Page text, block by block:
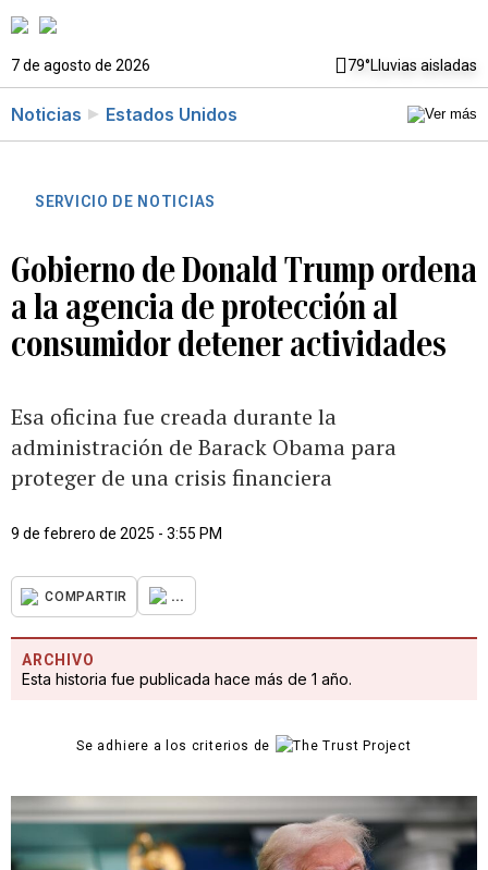
7 de agosto de 2026 79°Lluvias aisladas
Noticias Estados Unidos
SERVICIO DE NOTICIAS
Gobierno de Donald Trump ordena
a la agencia de protección al
consumidor detener actividades
Esa oficina fue creada durante la
administración de Barack Obama para
proteger de una crisis financiera
9 de febrero de 2025 - 3:55 PM
COMPARTIR ...
ARCHIVO
Esta historia fue publicada hace más de 1 año.
Se adhiere a los criterios de